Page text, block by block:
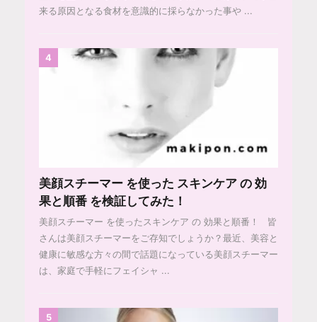
来る原因となる食材を意識的に採らなかった事や ...
4
美顔スチーマー を使った スキンケア の 効
果と順番 を検証してみた！
美顔スチーマー を使ったスキンケア の 効果と順番！ 皆
さんは美顔スチーマーをご存知でしょうか？最近、美容と
健康に敏感な方々の間で話題になっている美顔スチーマー
は、家庭で手軽にフェイシャ ...
5